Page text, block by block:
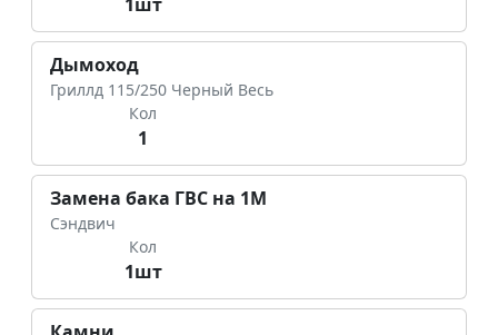
Дымоход
Гриллд 115/250 Черный Весь
Кол
1
Замена бака ГВС на 1М
Сэндвич
Кол
1шт